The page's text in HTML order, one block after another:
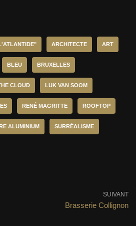
ARCHITECTE ART
BLEU BRUXELLES
CLOUD LUK VAN SOOM
RENÉ MAGRITTE ROOFTOP
ALUMINIUM SURRÉALISME
SUIVANT
Brasserie Collignon